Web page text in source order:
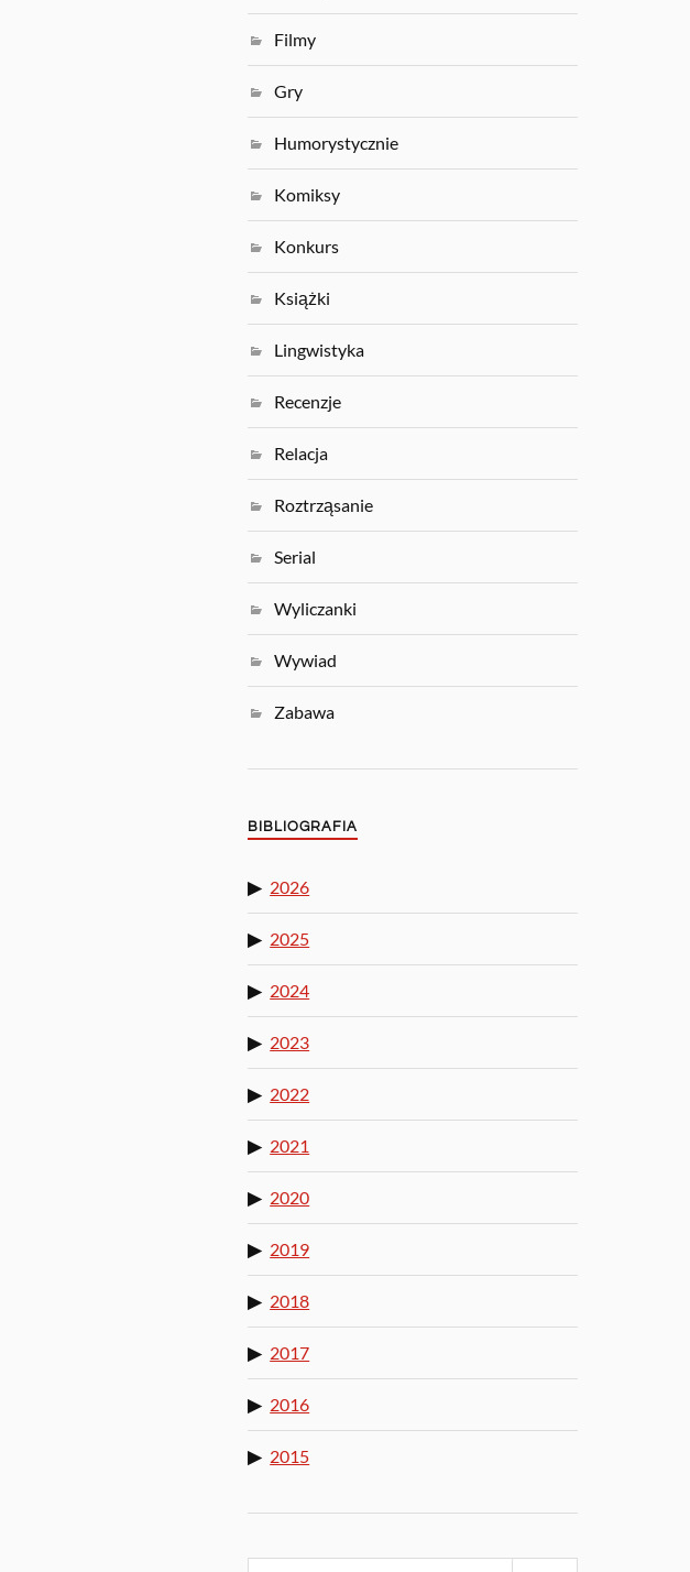
Filmy
Gry
Humorystycznie
Komiksy
Konkurs
Książki
Lingwistyka
Recenzje
Relacja
Roztrząsanie
Serial
Wyliczanki
Wywiad
Zabawa
BIBLIOGRAFIA
2026
2025
2024
2023
2022
2021
2020
2019
2018
2017
2016
2015